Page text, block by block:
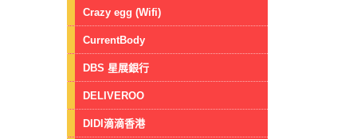
Crazy egg (Wifi)
CurrentBody
DBS 星展銀行
DELIVEROO
DIDI滴滴香港